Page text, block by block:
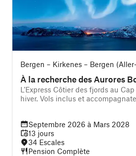
Bergen – Kirkenes – Bergen
À la recherche des Aurores
L’Express Côtier des fjords au
hiver. Vols inclus et
Septembre 2026 à Mars 2028
13 jours
34 Escales
Pension Complète